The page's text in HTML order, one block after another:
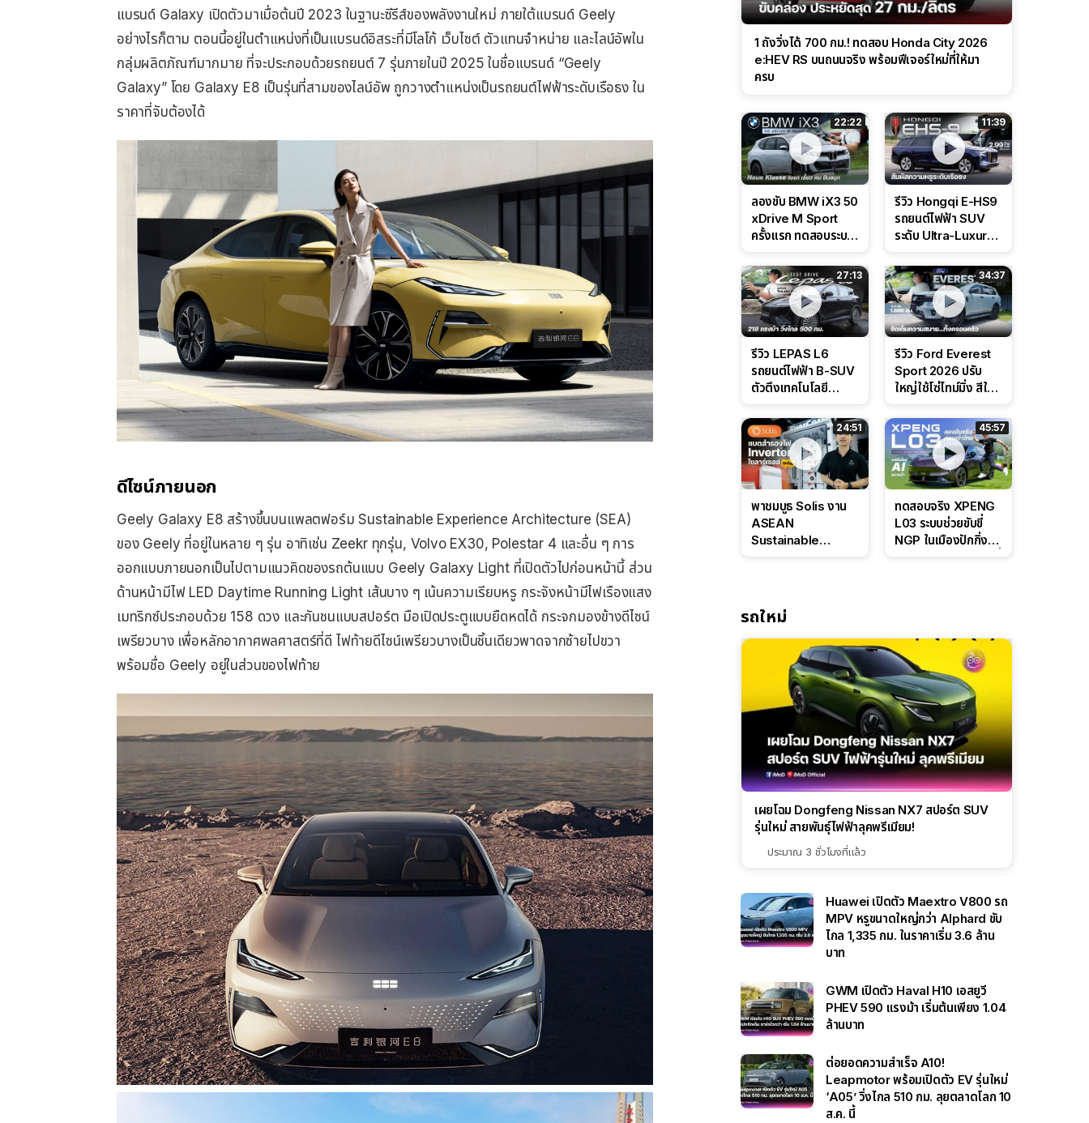
แบรนด์ Galaxy เปิดตัวมาเมื่อต้นปี 2023 ในฐานะซีรีส์ของพลังงานใหม่ ภายใต้แบรนด์ Geely
อย่างไรก็ตาม ตอนนี้อยู่ในตำแหน่งที่เป็นแบรนด์อิสระที่มีโลโก้ เว็บไซต์ ตัวแทนจำหน่าย และไลน์อัพใน
กลุ่มผลิตภัณฑ์มากมาย ที่จะประกอบด้วยรถยนต์ 7 รุ่นภายในปี 2025 ในชื่อแบรนด์ “Geely
Galaxy” โดย Galaxy E8 เป็นรุ่นที่สามของไลน์อัพ ถูกวางตำแหน่งเป็นรถยนต์ไฟฟ้าระดับเรือธง ใน
ราคาที่จับต้องได้
ดีไซน์ภายนอก
Geely Galaxy E8 สร้างขึ้นบนแพลตฟอร์ม Sustainable Experience Architecture (SEA)
ของ Geely ที่อยู่ในหลาย ๆ รุ่น อาทิเช่น Zeekr ทุกรุ่น, Volvo EX30, Polestar 4 และอื่น ๆ การ
ออกแบบภายนอกเป็นไปตามแนวคิดของรถต้นแบบ Geely Galaxy Light ที่เปิดตัวไปก่อนหน้านี้ ส่วน
ด้านหน้ามีไฟ LED Daytime Running Light เส้นบาง ๆ เน้นความเรียบหรู กระจังหน้ามีไฟเรืองแสง
เมทริกซ์ประกอบด้วย 158 ดวง และกันชนแบบสปอร์ต มือเปิดประตูแบบยืดหดได้ กระจกมองข้างดีไซน์
เพรียวบาง เพื่อหลักอากาศพลศาสตร์ที่ดี ไฟท้ายดีไซน์เพรียวบางเป็นชิ้นเดียวพาดจากซ้ายไปขวา
พร้อมชื่อ Geely อยู่ในส่วนของไฟท้าย
1 ถังวิ่งได้ 700 กม.! ทดสอบ Honda City 2026
e:HEV RS บนถนนจริง พร้อมฟีเจอร์ใหม่ที่ให้มา
ครบ
22:22
ลองขับ BMW iX3 50
xDrive M Sport
ครั้งแรก ทดสอบระบบ
Performance แบบ
จัดเต็มในสนาม
11:39
รีวิว Hongqi E-HS9
รถยนต์ไฟฟ้า SUV
ระดับ Ultra-Luxury
CDC นุ่มหนึบเหนือ
ระดับ
27:13
รีวิว LEPAS L6
รถยนต์ไฟฟ้า B-SUV
ตัวตึงเทคโนโลยี
ล่างหนึบ ลุ้นราคา 7
แสนต้น
34:37
รีวิว Ford Everest
Sport 2026 ปรับ
ใหญ่ใช้โซ่ไทม์มิ่ง สีใหม่
ดุดันสไตล์ครอบครัว
สายลุย
24:51
พาชมบูธ Solis งาน
ASEAN
Sustainable
IntelliHouse และ
EverCORE โซลูชัน
ESS ครบวงจร
45:57
ทดสอบจริง XPENG
L03 ระบบช่วยขับขี่
NGP ในเมืองปักกิ่ง
รถใหม่
เผยโฉม Dongfeng Nissan NX7 สปอร์ต SUV
รุ่นใหม่ สายพันธุ์ไฟฟ้าลุคพรีเมียม!
ประมาณ 3 ชั่วโมงที่แล้ว
Huawei เปิดตัว Maextro V800 รถ
MPV หรูขนาดใหญ่กว่า Alphard ขับ
ไกล 1,335 กม. ในราคาเริ่ม 3.6 ล้าน
บาท
GWM เปิดตัว Haval H10 เอสยูวี
PHEV 590 แรงม้า เริ่มต้นเพียง 1.04
ล้านบาท
ต่อยอดความสำเร็จ A10!
Leapmotor พร้อมเปิดตัว EV รุ่นใหม่
‘A05’ วิ่งไกล 510 กม. ลุยตลาดโลก 10
ส.ค. นี้